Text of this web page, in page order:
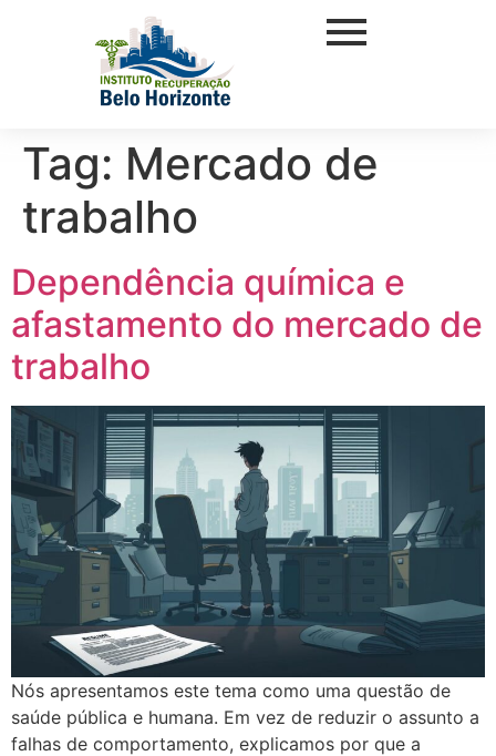
Tag: Mercado de
trabalho
Dependência química e
afastamento do mercado de
trabalho
Nós apresentamos este tema como uma questão de
saúde pública e humana. Em vez de reduzir o assunto a
falhas de comportamento, explicamos por que a